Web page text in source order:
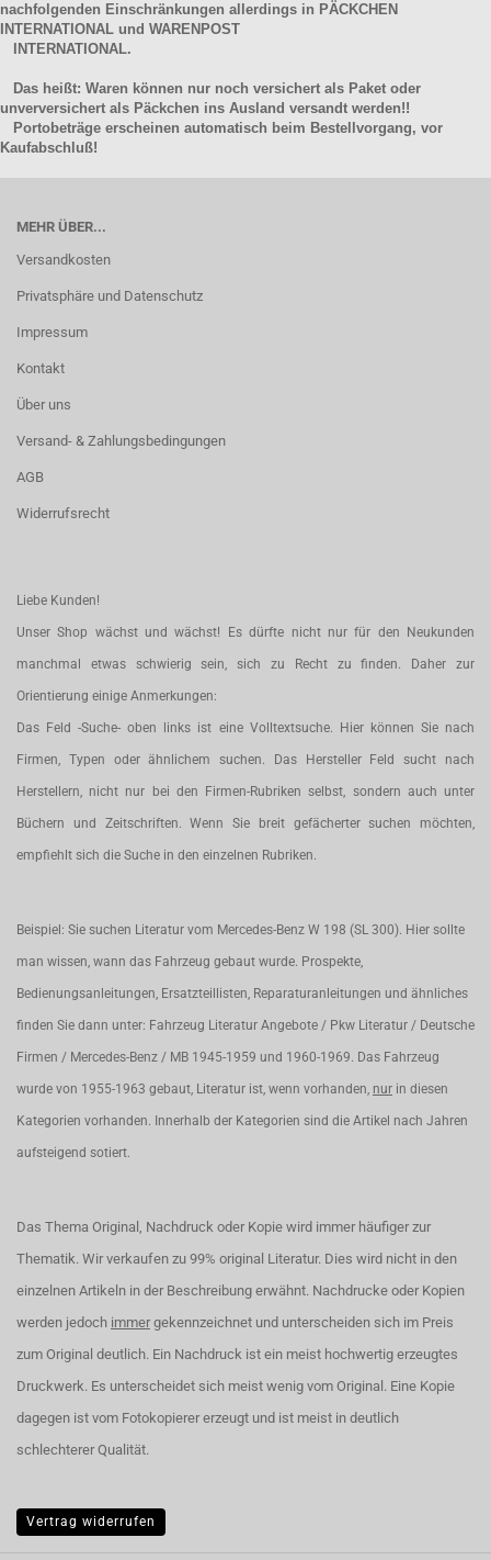
nachfolgenden Einschränkungen allerdings in PÄCKCHEN
INTERNATIONAL und WARENPOST
INTERNATIONAL.
Das heißt: Waren können nur noch versichert als Paket oder
unverversichert als Päckchen ins Ausland versandt werden!!
Portobeträge erscheinen automatisch beim Bestellvorgang, vor
Kaufabschluß!
MEHR ÜBER...
Versandkosten
Privatsphäre und Datenschutz
Impressum
Kontakt
Über uns
Versand- & Zahlungsbedingungen
AGB
Widerrufsrecht
Liebe Kunden!
Unser Shop wächst und wächst! Es dürfte nicht nur für den Neukunden
manchmal etwas schwierig sein, sich zu Recht zu finden. Daher zur
Orientierung einige Anmerkungen:
Das Feld -Suche- oben links ist eine Volltextsuche. Hier können Sie nach
Firmen, Typen oder ähnlichem suchen. Das Hersteller Feld sucht nach
Herstellern, nicht nur bei den Firmen-Rubriken selbst, sondern auch unter
Büchern und Zeitschriften. Wenn Sie breit gefächerter suchen möchten,
empfiehlt sich die Suche in den einzelnen Rubriken.
Beispiel: Sie suchen Literatur vom Mercedes-Benz W 198 (SL 300). Hier sollte
man wissen, wann das Fahrzeug gebaut wurde. Prospekte,
Bedienungsanleitungen, Ersatzteillisten, Reparaturanleitungen und ähnliches
finden Sie dann unter: Fahrzeug Literatur Angebote / Pkw Literatur / Deutsche
Firmen / Mercedes-Benz / MB 1945-1959 und 1960-1969. Das Fahrzeug
wurde von 1955-1963 gebaut, Literatur ist, wenn vorhanden, nur in diesen
Kategorien vorhanden. Innerhalb der Kategorien sind die Artikel nach Jahren
aufsteigend sotiert.
Das Thema Original, Nachdruck oder Kopie wird immer häufiger zur
Thematik. Wir verkaufen zu 99% original Literatur. Dies wird nicht in den
einzelnen Artikeln in der Beschreibung erwähnt. Nachdrucke oder Kopien
werden jedoch immer gekennzeichnet und unterscheiden sich im Preis
zum Original deutlich. Ein Nachdruck ist ein meist hochwertig erzeugtes
Druckwerk. Es unterscheidet sich meist wenig vom Original. Eine Kopie
dagegen ist vom Fotokopierer erzeugt und ist meist in deutlich
schlechterer Qualität.
Vertrag widerrufen